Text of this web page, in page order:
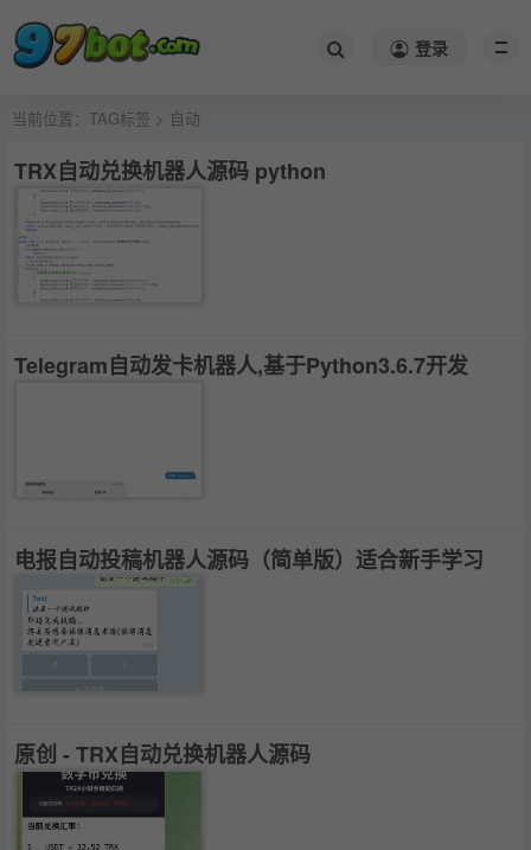
登录
当前位置： TAG标签 > 自动
TRX自动兑换机器人源码 python
Telegram自动发卡机器人,基于Python3.6.7开发
电报自动投稿机器人源码（简单版）适合新手学习
原创 - TRX自动兑换机器人源码